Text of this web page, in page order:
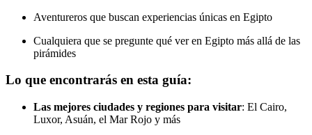
Aventureros que buscan experiencias únicas en Egipto
Cualquiera que se pregunte qué ver en Egipto más allá de las
pirámides
Lo que encontrarás en esta guía:
Las mejores ciudades y regiones para visitar: El Cairo,
Luxor, Asuán, el Mar Rojo y más